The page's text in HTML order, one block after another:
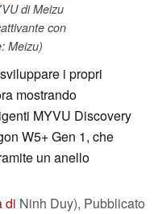
di Meizu
con
Meizu)
i propri
mostrando
MYVU Discovery
W5+ Gen 1, che
un anello
di Ninh Duy), Pubblicato